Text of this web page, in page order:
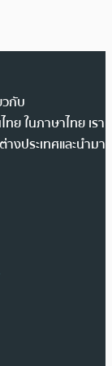
กับ
ย ในภาษาไทย เรา
งประเทศและนำมา